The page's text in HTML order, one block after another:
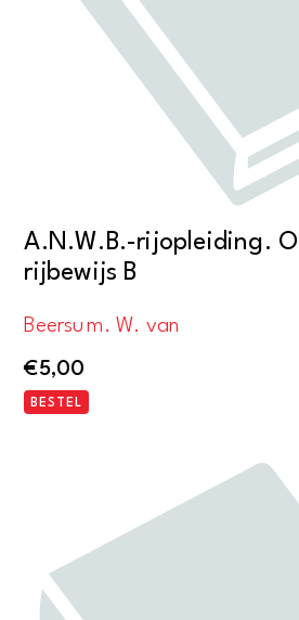
A.N.W.B.-rijopleiding.
rijbewijs B
Beersum. W. van
€5,00
BESTEL